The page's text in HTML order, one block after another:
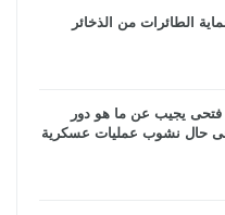
الطائرات من الذخائر
فتحى يجيب عن ما هو دور
فى حال نشوب عمليات عسكرية